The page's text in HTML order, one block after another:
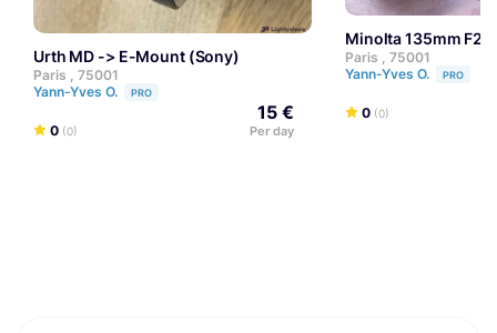
Urth MD -> E-Mount (Sony)
Paris , 75001
Yann-Yves O.
PRO
0 (0)
15 €
Per day
Minolta 135mm
Paris , 75001
Yann-Yves O.
PRO
0 (0)